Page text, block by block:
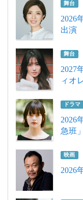
舞台
2026
出演
舞台
2027
ィオ
ドラマ
2026
急班
映画
2026